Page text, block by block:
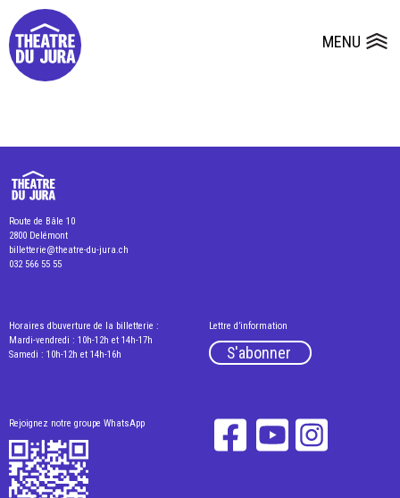
MENU
Presse
Salles
Dépôts de dossiers
Route de Bâle 10
2800 Delémont
billetterie@theatre-du-jura.ch
032 566 55 55
Horaires d’ouverture de la billetterie :
Mardi-vendredi : 10h-12h et 14h-17h
Samedi : 10h-12h et 14h-16h
Lettre d’information
S'abonner
Rejoignez notre groupe WhatsApp